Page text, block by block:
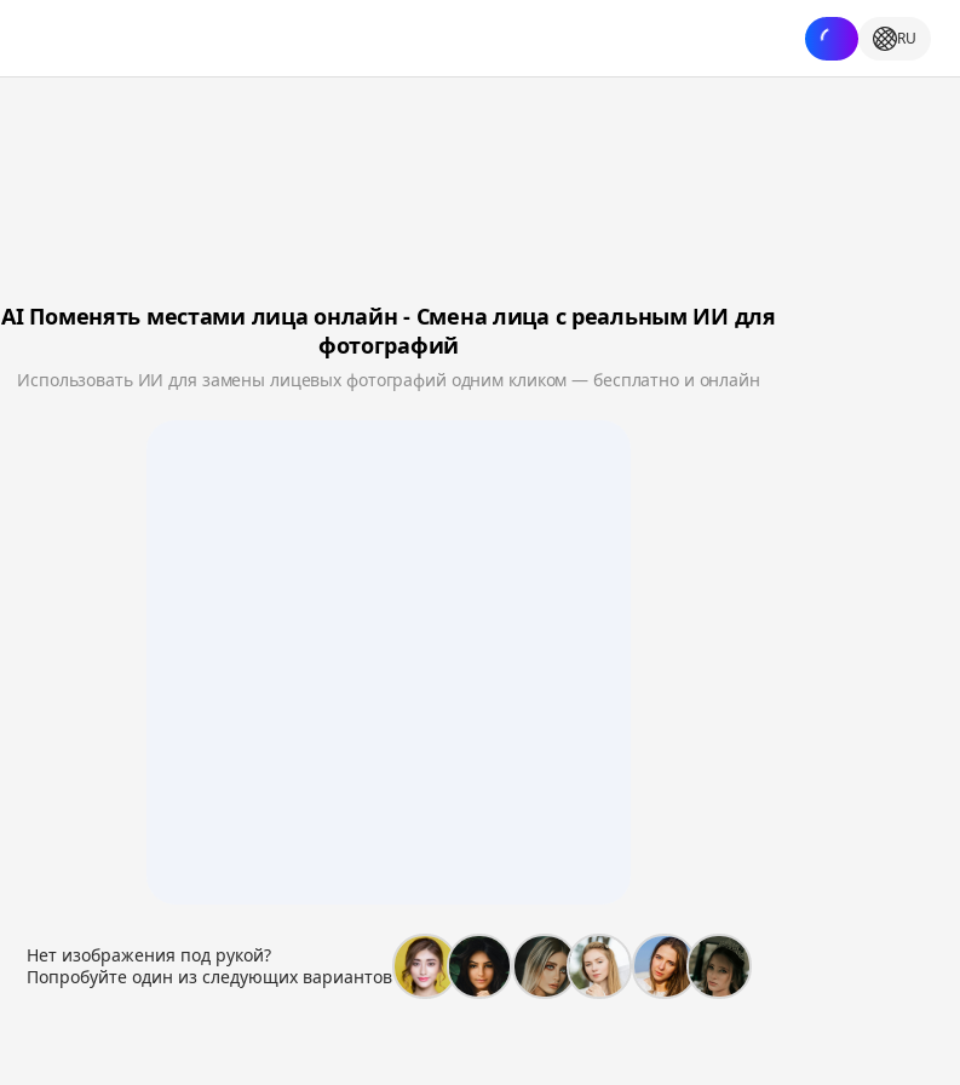
RU
AI Поменять местами лица онлайн - Смена лица с реальным ИИ для
фотографий
Использовать ИИ для замены лицевых фотографий одним кликом — бесплатно и онлайн
Нет изображения под рукой?
Попробуйте один из следующих вариантов